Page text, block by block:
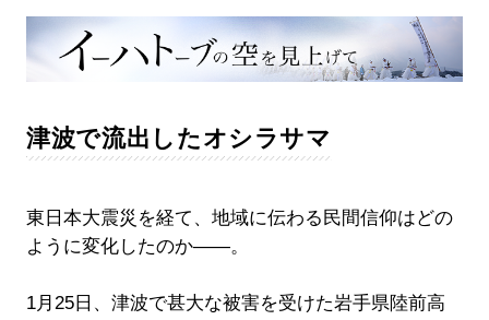
津波で流出したオシラサマ
東日本大震災を経て、地域に伝わる民間信仰はどの
ように変化したのか――。
1月25日、津波で甚大な被害を受けた岩手県陸前高